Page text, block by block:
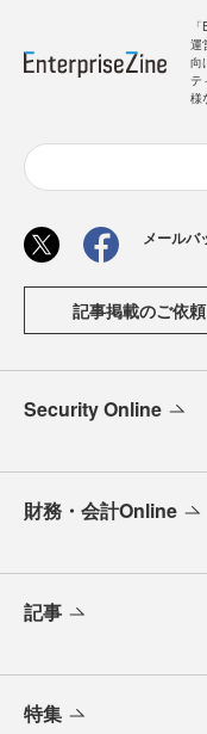
運
向
テ
様
メールバ
記事掲載のご依頼
Security Online
財務・会計Online
記事
特集